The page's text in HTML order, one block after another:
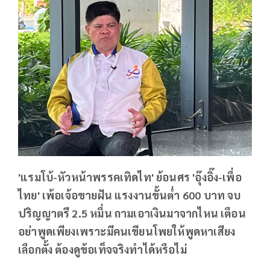
'แรมโบ้-หัวหน้าพรรคเทิดไท' ย้อนศร 'อุ๊งอิ๊ง-เพื่อ
ไทย' เพ้อเจ้อขายฝัน แรงงานขั้นต่ำ 600 บาท จบ
ปริญญาตรี 2.5 หมื่น ถามเอาเงินมาจากไหน เตือน
อย่าพูดเพียงเพราะมีคนเขียนโพยให้พูดหาเสียง
เลือกตั้ง ต้องดูข้อเท็จจริงทำได้หรือไม่